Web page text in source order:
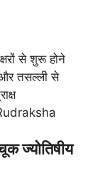
से शुरू होने
और तसल्ली से
ज्योतिषीय